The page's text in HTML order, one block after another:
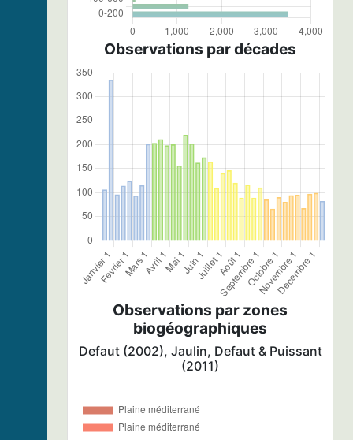
Observations par décades
Observations par zones
biogéographiques
Defaut (2002), Jaulin, Defaut & Puissant
(2011)